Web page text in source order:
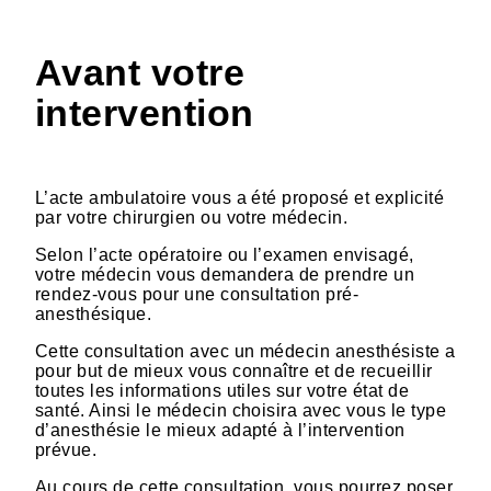
Avant votre
intervention
L’acte ambulatoire vous a été proposé et explicité
par votre chirurgien ou votre médecin.
Selon l’acte opératoire ou l’examen envisagé,
votre médecin vous demandera de prendre un
rendez-vous pour une consultation pré-
anesthésique.
Cette consultation avec un médecin anesthésiste a
pour but de mieux vous connaître et de recueillir
toutes les informations utiles sur votre état de
santé. Ainsi le médecin choisira avec vous le type
d’anesthésie le mieux adapté à l’intervention
prévue.
Au cours de cette consultation, vous pourrez poser